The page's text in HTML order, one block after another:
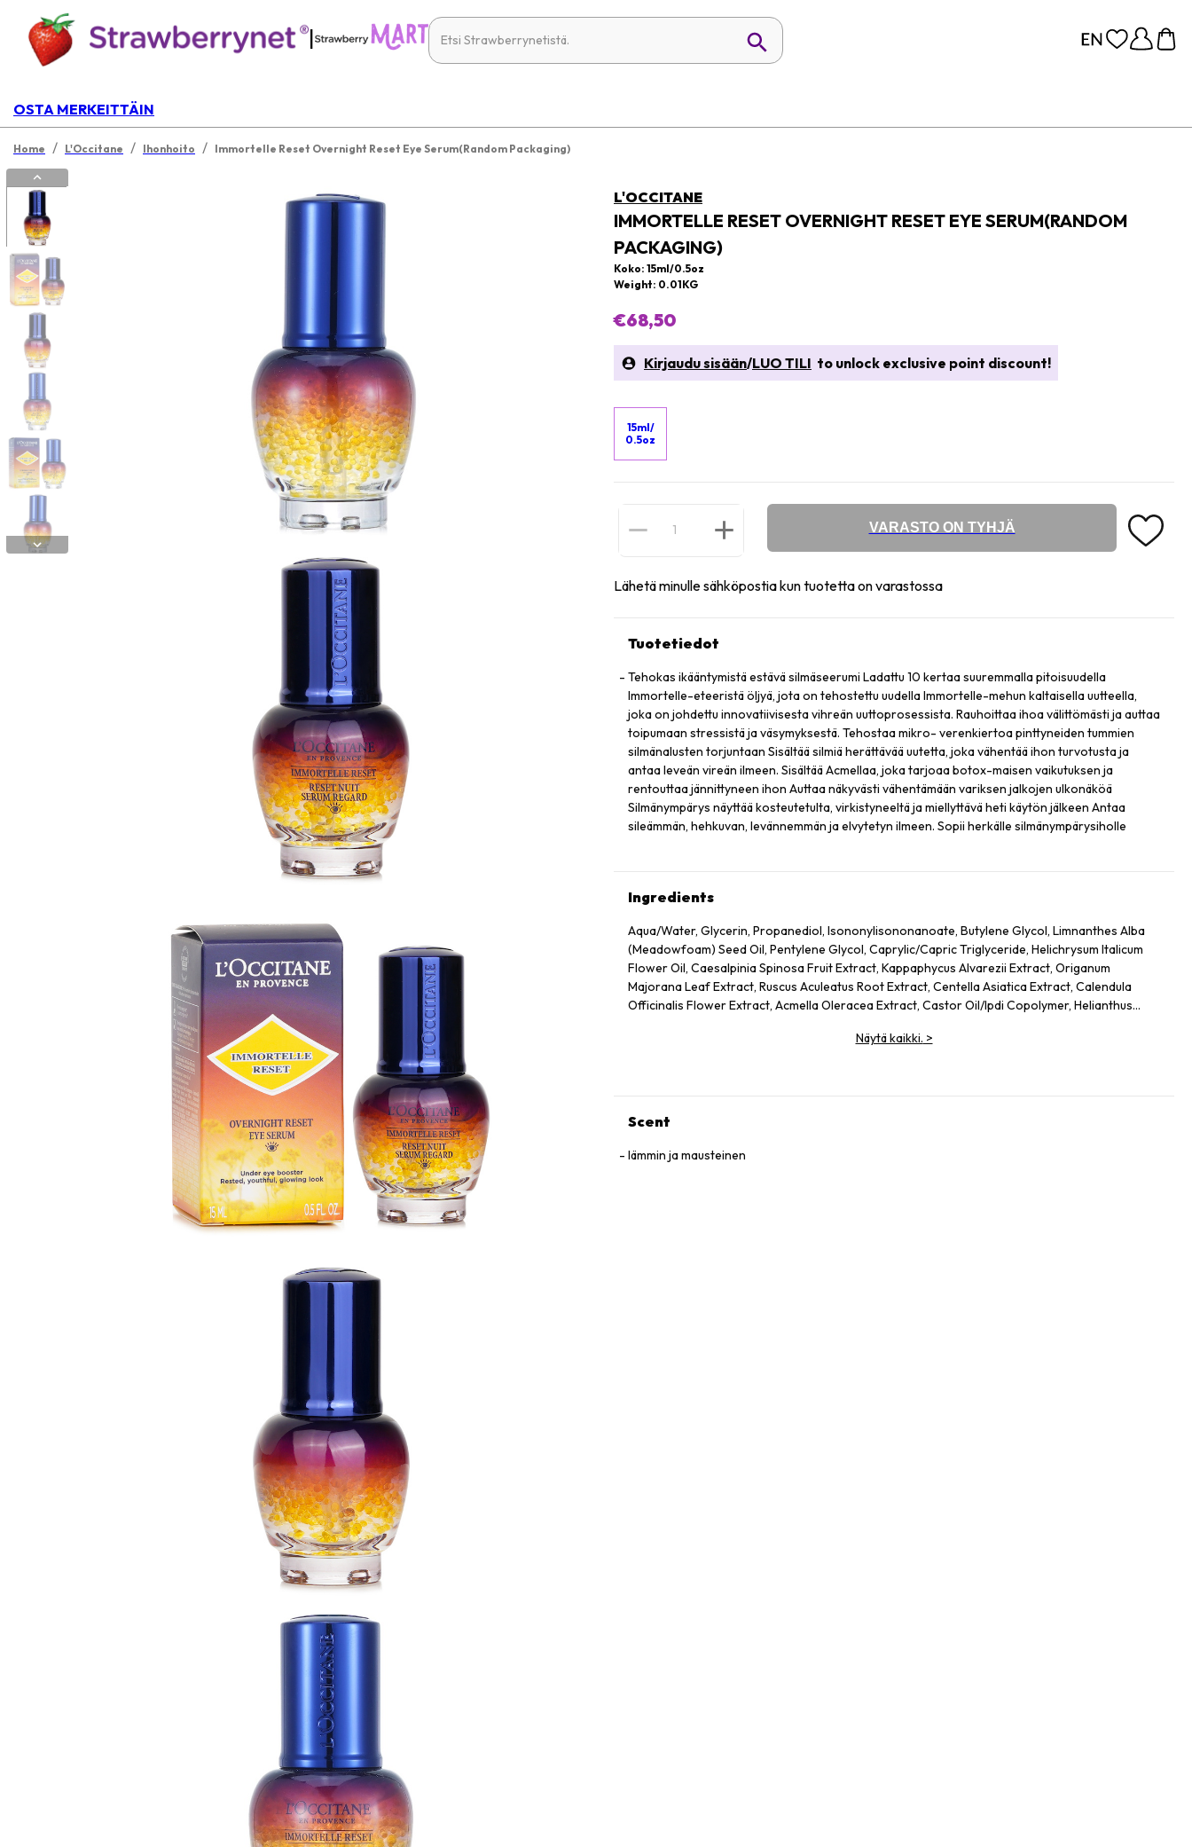
|
OSTA MERKEITTÄIN
Home / L'Occitane / Ihonhoito / Immortelle Reset Overnight Reset Eye Serum(Random Packaging)
L'OCCITANE
IMMORTELLE RESET OVERNIGHT RESET EYE SERUM(RANDOM
PACKAGING)
Koko: 15ml/0.5oz
Weight: 0.01KG
€68,50
Kirjaudu sisään/LUO TILI to unlock exclusive point discount!
15ml/
0.5oz
VARASTO ON TYHJÄ
Lähetä minulle sähköpostia kun tuotetta on varastossa
Tuotetiedot
Tehokas ikääntymistä estävä silmäseerumi Ladattu 10 kertaa suuremmalla pitoisuudella
Immortelle-eteeristä öljyä, jota on tehostettu uudella Immortelle-mehun kaltaisella uutteella,
joka on johdettu innovatiivisesta vihreän uuttoprosessista. Rauhoittaa ihoa välittömästi ja auttaa
toipumaan stressistä ja väsymyksestä. Tehostaa mikro- verenkiertoa pinttyneiden tummien
silmänalusten torjuntaan Sisältää silmiä herättävää uutetta, joka vähentää ihon turvotusta ja
antaa leveän vireän ilmeen. Sisältää Acmellaa, joka tarjoaa botox-maisen vaikutuksen ja
rentouttaa jännittyneen ihon Auttaa näkyvästi vähentämään variksen jalkojen ulkonäköä
Silmänympärys näyttää kosteutetulta, virkistyneeltä ja miellyttävä heti käytön jälkeen Antaa
sileämmän, hehkuvan, levännemmän ja elvytetyn ilmeen. Sopii herkälle silmänympärysiholle
Ingredients
Aqua/Water, Glycerin, Propanediol, Isononylisononanoate, Butylene Glycol, Limnanthes Alba
(Meadowfoam) Seed Oil, Pentylene Glycol, Caprylic/Capric Triglyceride, Helichrysum Italicum
Flower Oil, Caesalpinia Spinosa Fruit Extract, Kappaphycus Alvarezii Extract, Origanum
Majorana Leaf Extract, Ruscus Aculeatus Root Extract, Centella Asiatica Extract, Calendula
Officinalis Flower Extract, Acmella Oleracea Extract, Castor Oil/Ipdi Copolymer, Helianthus
Panthenol, Escin, Hydrolyzed Yeast Protein, Sodium Citrate, Ammonium Glycerrhizate, Coco-
Näytä kaikki. >
Scent
lämmin ja mausteinen